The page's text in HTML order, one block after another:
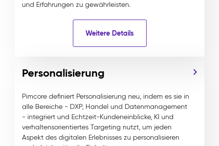
und Erfahrungen zu gewährleisten.
Weitere Details
Personalisierung
Pimcore definiert Personalisierung neu, indem es sie in
alle Bereiche - DXP, Handel und Datenmanagement
- integriert und Echtzeit-Kundeneinblicke, KI und
verhaltensorientiertes Targeting nutzt, um jeden
Aspekt des digitalen Erlebnisses zu personalisieren